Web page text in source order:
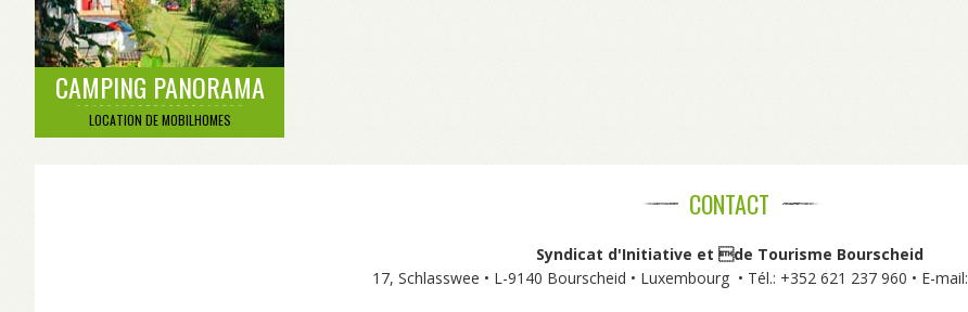
CAMPING PANORAMA
LOCATION DE MOBILHOMES
CONTACT
Syndicat d'Initiative et de Tourisme Bourscheid
17, Schlasswee • L-9140 Bourscheid • Luxembourg • Tél.: +352 621 237 960 • E-mail: